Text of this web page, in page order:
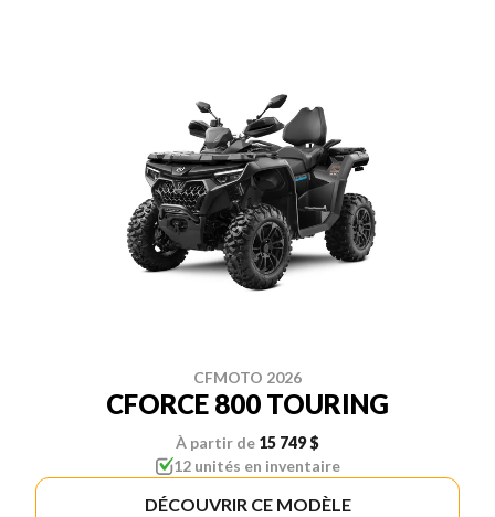
CFMOTO 2026
CFORCE 800 TOURING
À partir de 15 749 $
12 unités en inventaire
DÉCOUVRIR CE MODÈLE